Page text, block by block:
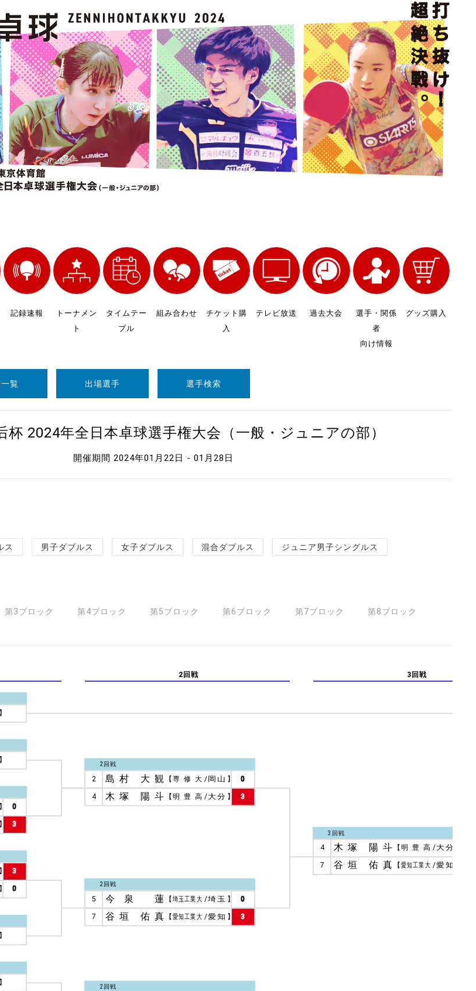
記録速報
トーナメン
ト
タイムテー
ブル
組み合わせ
チケット購
入
テレビ放送 過去大会
選手・関係
者
向け情報
グッズ購入
覧 出場選手 選手検索
杯 2024年全日本卓球選手権大会（一般・ジュニアの部）
開催期間 2024年01月22日 - 01月28日
ス 男子ダブルス 女子ダブルス 混合ダブルス ジュニア男子シングルス
第3ブロック 第4ブロック 第5ブロック 第6ブロック 第7ブロック 第8ブロック
2回戦
2回戦
0
2 島村 大観 【専修大 /岡山 】
3
4 木塚 陽斗 【明豊高 /大分 】
2回戦
0
5 今泉 蓮 【埼玉工業大 /埼玉 】
3
7 谷垣 佑真 【愛知工業大 /愛知 】
2回戦
】
】
0
】
3
】
3
】
0
】
】
】
3回戦
3回戦
4 木塚 陽斗 【 明豊高 /大分
7 谷垣 佑真 【 愛知工業大 /愛知